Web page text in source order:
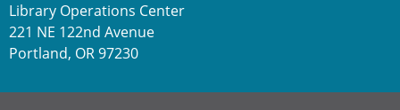
Library Operations Center
221 NE 122nd Avenue
Portland, OR 97230